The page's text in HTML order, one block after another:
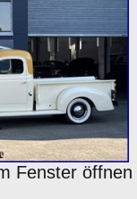
Fenster öffnen